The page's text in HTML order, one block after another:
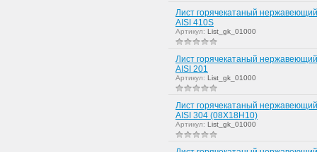
Лист горячекатаный
AISI 410S
Артикул: List_gk_01000
Лист горячекатаный
AISI 201
Артикул: List_gk_01000
Лист горячекатаный
AISI 304 (08Х18Н10)
Артикул: List_gk_01000